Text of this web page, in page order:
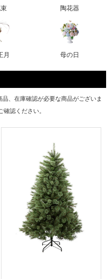
陶花器
月 母の日
、在庫確認が必要な商品がございま
確認ください。